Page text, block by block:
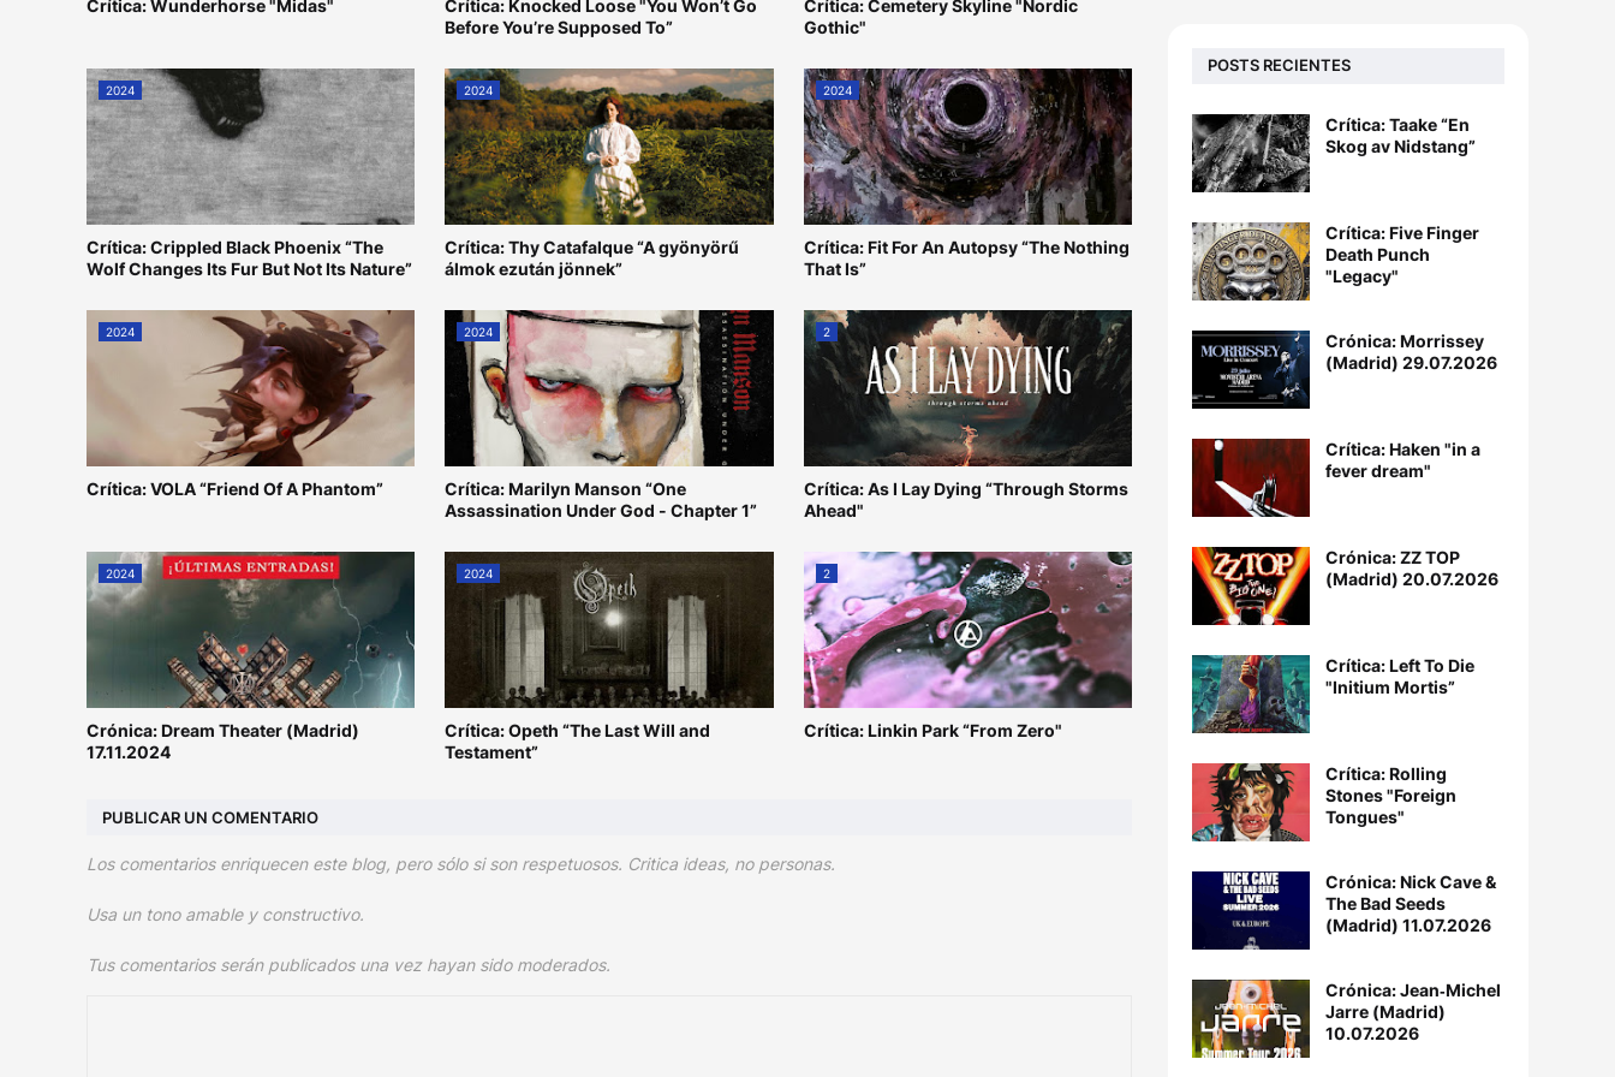
Crítica: Wunderhorse "Midas"
Crítica: Knocked Loose "You Won’t Go
Before You’re Supposed To”
Crítica: Cemetery Skyline "Nordic
Gothic"
2024
Crítica: Crippled Black Phoenix “The
Wolf Changes Its Fur But Not Its Nature”
2024
Crítica: Thy Catafalque “A gyönyörű
álmok ezután jönnek”
2024
Crítica: Fit For An Autopsy “The Nothing
That Is”
2024
Crítica: VOLA “Friend Of A Phantom”
2024
Crítica: Marilyn Manson “One
Assassination Under God - Chapter 1”
2
Crítica: As I Lay Dying “Through Storms
Ahead"
2024
Crónica: Dream Theater (Madrid)
17.11.2024
2024
Crítica: Opeth “The Last Will and
Testament”
2
Crítica: Linkin Park “From Zero"
PUBLICAR UN COMENTARIO
Los comentarios enriquecen este blog, pero sólo si son respetuosos. Critica ideas, no personas.
Usa un tono amable y constructivo.
Tus comentarios serán publicados una vez hayan sido moderados.
POSTS RECIENTES
Crítica: Taake “En
Skog av Nidstang”
Crítica: Five Finger
Death Punch
"Legacy"
Crónica: Morrissey
(Madrid) 29.07.2026
Crítica: Haken "in a
fever dream"
Crónica: ZZ TOP
(Madrid) 20.07.2026
Crítica: Left To Die
"Initium Mortis”
Crítica: Rolling
Stones "Foreign
Tongues"
Crónica: Nick Cave &
The Bad Seeds
(Madrid) 11.07.2026
Crónica: Jean‐Michel
Jarre (Madrid)
10.07.2026